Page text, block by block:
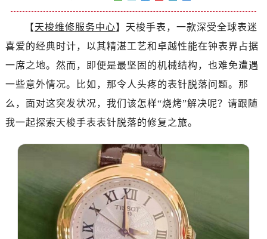
【天梭维修服务中心】天梭手表，一款深受全球表迷
喜爱的经典时计，以其精湛工艺和卓越性能在钟表界占据
一席之地。然而，即便是最坚固的机械结构，也难免遭遇
一些意外情况。比如，那令人头疼的表针脱落问题。那
么，面对这突发状况，我们该怎样“烧烤”解决呢？请跟随
我一起探索天梭手表表针脱落的修复之旅。